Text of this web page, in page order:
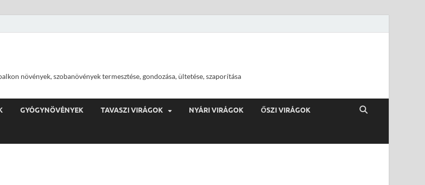
növények, szobanövények termesztése, gondozása, ültetése, szaporítása
GYÓGYNÖVÉNYEK TAVASZI VIRÁGOK NYÁRI VIRÁGOK ŐSZI VIRÁGOK